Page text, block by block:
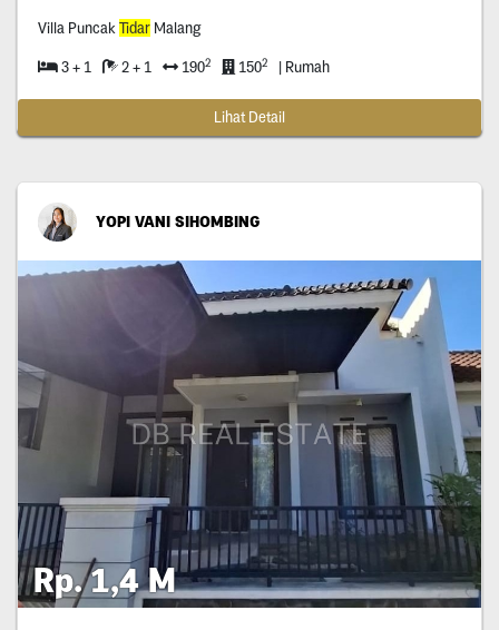
Villa PuncakTidarMalang
3 + 1 2 + 1 1902 1502 | Rumah
Lihat Detail
YOPI VANI SIHOMBING
Rp. 1,4 M